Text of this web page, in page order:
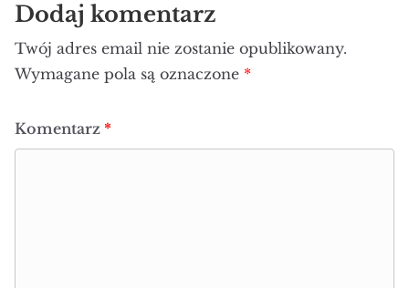
Dodaj komentarz
Twój adres email nie zostanie opublikowany.
Wymagane pola są oznaczone *
Komentarz *